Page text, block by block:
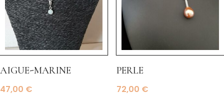
aigue-marine
47,00 €
perle
72,00 €